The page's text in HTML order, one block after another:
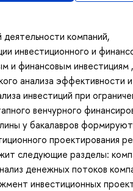
компаний,
инвестиционного и
и финансовым инвестициям
анализа эффективности и
инвестиций при
венчурного
у бакалавров
проектирования
следующие разделы:
денежных потоков
инвестиционных